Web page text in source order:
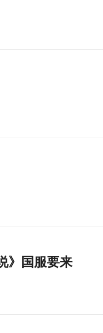
》国服要来